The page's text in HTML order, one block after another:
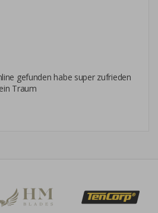
gefunden habe super zufrieden
Traum